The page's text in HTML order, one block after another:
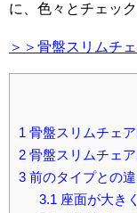
に、色々とチェッ
＞＞骨盤スリムチ
1 骨盤スリムチェ
2 骨盤スリムチェ
3 前のタイプとの
3.1座面が大き